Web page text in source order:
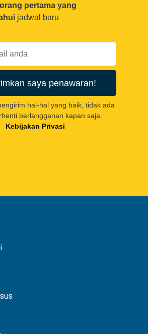
pertama yang
jadwal baru
saya penawaran!
hal-hal yang baik, tidak ada
berlangganan kapan saja.
Kebijakan Privasi